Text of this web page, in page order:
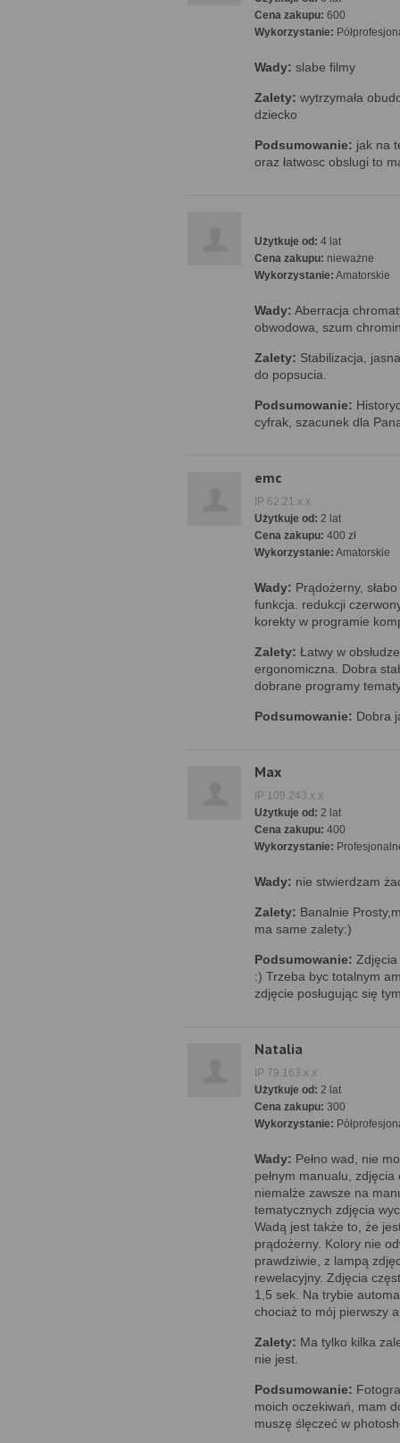
Cena zakupu: 600
Wykorzystanie:
Wady: slabe filmy
Zalety: wytrzymała
dziecko
Podsumowanie: jak na
oraz łatwosc obslugi to
Użytkuje od: 4 lat
Cena zakupu: nieważne
Wykorzystanie: Amatorskie
Wady: Aberracja
obwodowa, szum
Zalety: Stabilizacja,
do popsucia.
Podsumowanie:
cyfrak, szacunek dla
emc
IP 62.21.x.x
Użytkuje od: 2 lat
Cena zakupu: 400 zł
Wykorzystanie: Amatorskie
Wady: Prądożerny,
funkcja. redukcji
korekty w programie
Zalety: Łatwy w
ergonomiczna. Dobra
dobrane programy
Podsumowanie: Dobra
Max
IP 109.243.x.x
Użytkuje od: 2 lat
Cena zakupu: 400
Wykorzystanie:
Wady: nie stwierdzam
Zalety: Banalnie
ma same zalety:)
Podsumowanie:
:) Trzeba byc totalnym
zdjęcie posługując się
Natalia
IP 79.163.x.x
Użytkuje od: 2 lat
Cena zakupu: 300
Wykorzystanie:
Wady: Pełno wad, nie
pełnym manualu,
niemalże zawsze na
tematycznych zdjęcia
Wadą jest także to, że
prądożerny. Kolory nie
prawdziwie, z lampą
rewelacyjny. Zdjęcia
1,5 sek. Na trybie
chociaż to mój pierwszy
Zalety: Ma tylko kilka
nie jest.
Podsumowanie:
moich oczekiwań, mam
muszę ślęczeć w